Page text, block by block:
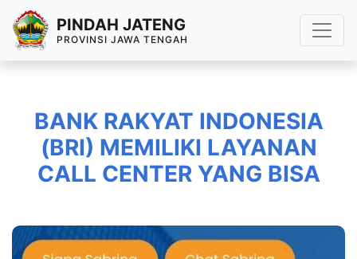
PINDAH JATENG
PROVINSI JAWA TENGAH
BANK RAKYAT INDONESIA
(BRI) MEMILIKI LAYANAN
CALL CENTER YANG BISA